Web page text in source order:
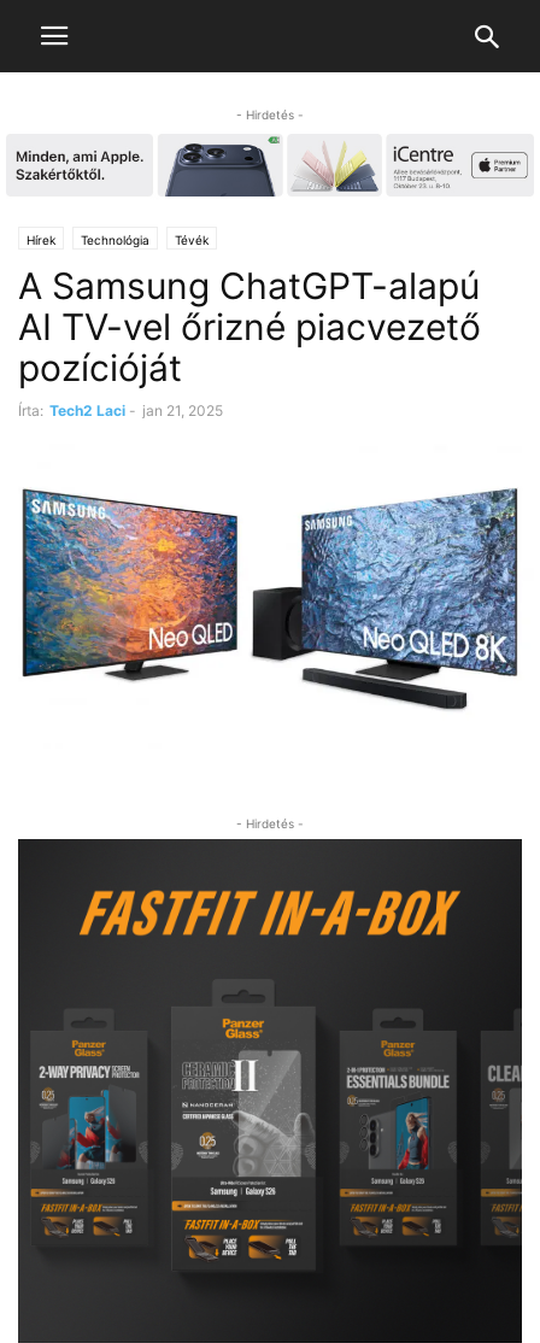
- Hirdetés -
Hírek Technológia Tévék
A Samsung ChatGPT-alapú
AI TV-vel őrizné piacvezető
pozícióját
Írta: Tech2 Laci - jan 21, 2025
- Hirdetés -